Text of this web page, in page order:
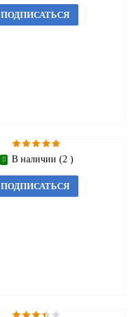
ПОДПИСАТЬСЯ
В наличии (2 )
ПОДПИСАТЬСЯ